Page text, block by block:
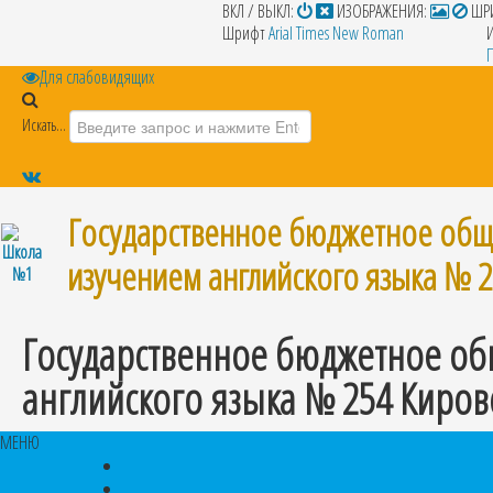
ВКЛ / ВЫКЛ: ИЗОБРАЖЕНИЯ:
ШрифтArialTimes New Roman
Для слабовидящих
Искать...
Государственное бюджетное
изучением английского языка №
Государственное бюджетное
английского языка № 254
МЕНЮ